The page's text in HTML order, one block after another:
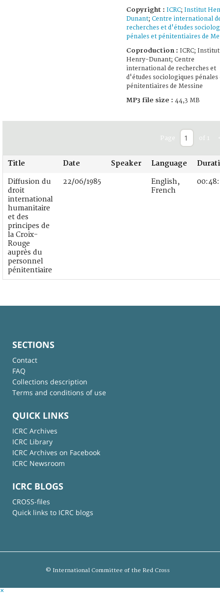
Copyright : ICRC; Institut
Dunant; Centre international
recherches et d'études
pénales et pénitentiaires de
Coproduction : ICRC; Institut
Henry-Dunant; Centre
international de recherches et
d'études sociologiques pénales
pénitentiaires de Messine
MP3 file size : 44,3 MB
Page of 1
Title Date Speaker Language
Diffusion du
droit
international
humanitaire
et des
principes de
la Croix-
Rouge
auprès du
personnel
pénitentiaire
22/06/1985
English,
French
SECTIONS
Contact
FAQ
Collections description
Terms and conditions of use
QUICK LINKS
ICRC Archives
ICRC Library
ICRC Archives on Facebook
ICRC Newsroom
ICRC BLOGS
CROSS-files
Quick links to ICRC blogs
© International Committee of the Red Cross
×